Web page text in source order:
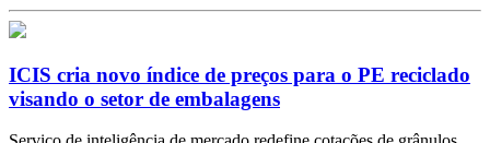
ICIS cria novo índice de preços para o PE reciclado
visando o setor de embalagens